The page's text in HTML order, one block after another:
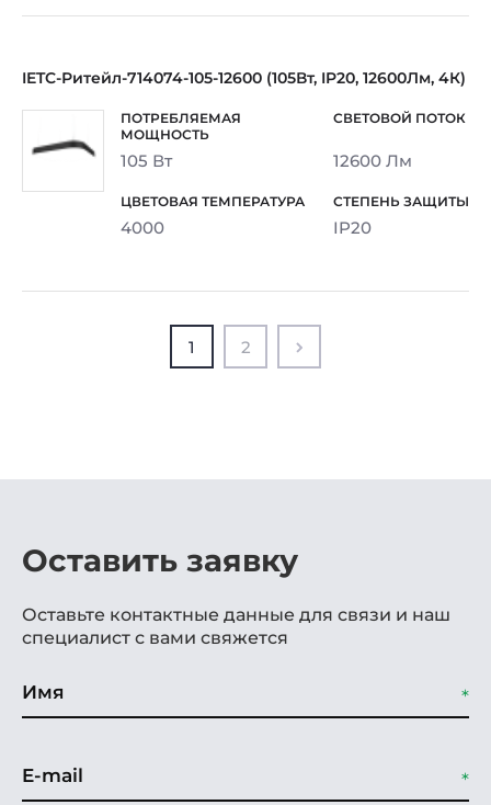
IETC-Ритейл-714074-105-12600 (105Вт, IP20, 12600Лм, 4К)
105 Вт 12600 Лм
4000 IP20
1 2
Оставить заявку
Оставьте контактные данные для связи и наш
специалист с вами свяжется